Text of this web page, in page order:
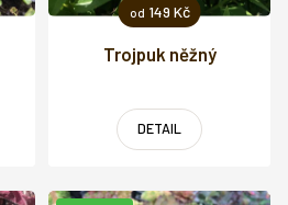
od 149 Kč
Trojpuk něžný
DETAIL